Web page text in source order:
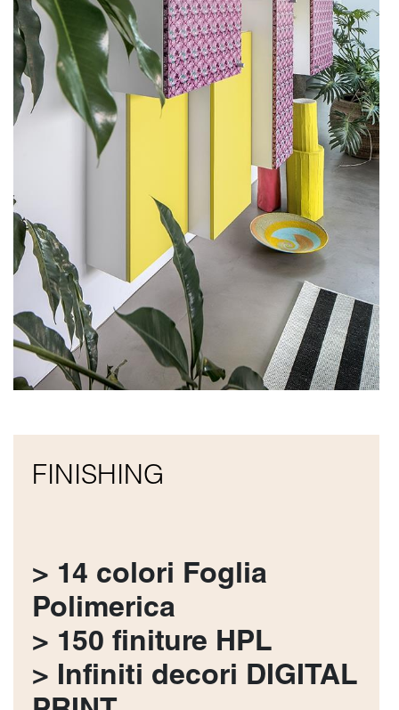
FINISHING
> 14 colori Foglia
Polimerica
> 150 finiture HPL
> Infiniti decori DIGITAL